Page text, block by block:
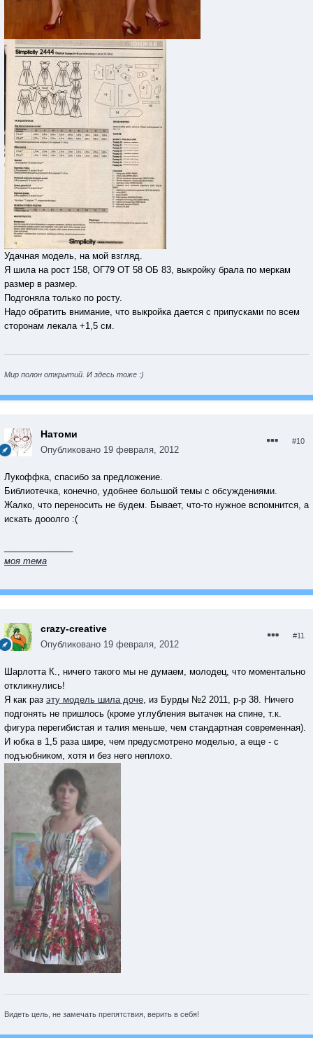
Удачная модель, на мой взгляд.
Я шила на рост 158, ОГ79 ОТ 58 ОБ 83, выкройку брала по меркам
размер в размер.
Подгоняла только по росту.
Надо обратить внимание, что выкройка дается с припусками по всем
сторонам лекала +1,5 см.
Мир полон открытий. И здесь тоже :)
Натоми
Опубликовано 19 февраля, 2012
#10
Лукоффка, спасибо за предложение.
Библиотечка, конечно, удобнее большой темы с обсуждениями.
Жалко, что переносить не будем. Бывает, что-то нужное вспомнится, а
искать дооолго :(
моя тема
crazy-creative
Опубликовано 19 февраля, 2012
#11
Шарлотта К., ничего такого мы не думаем, молодец, что моментально
откликнулись!
Я как раз эту модель шила доче, из Бурды №2 2011, р-р 38. Ничего
подгонять не пришлось (кроме углубления вытачек на спине, т.к.
фигура перегибистая и талия меньше, чем стандартная современная).
И юбка в 1,5 раза шире, чем предусмотрено моделью, а еще - с
подъюбником, хотя и без него неплохо.
Видеть цель, не замечать препятствия, верить в себя!